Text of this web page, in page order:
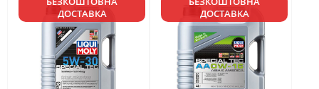
ДОСТАВКА
ДОСТАВКА